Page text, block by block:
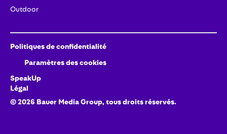
Outdoor
Politiques de confidentialité
Paramètres des cookies
SpeakUp
Légal
©2026 Bauer Media Group, tous droits réservés.